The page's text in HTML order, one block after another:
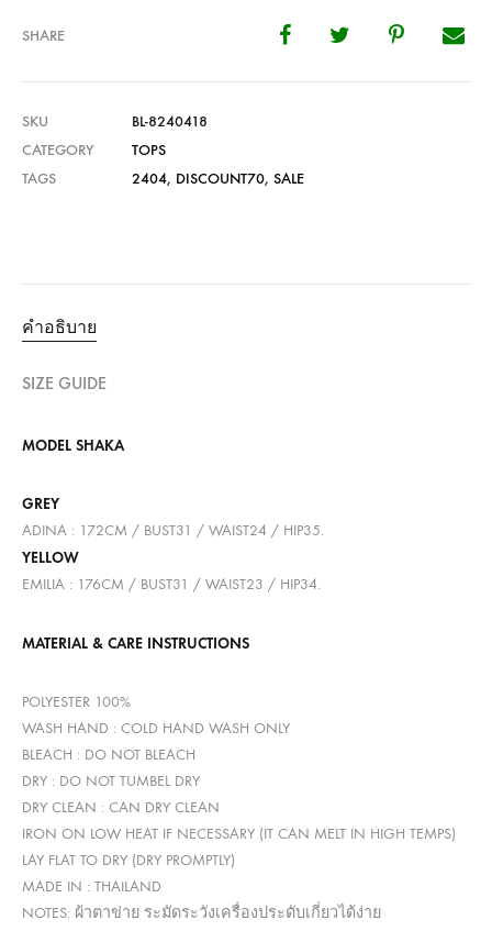
SHARE
SKU
BL-8240418
CATEGORY
TOPS
TAGS
2404, DISCOUNT70, SALE
คำอธิบาย
SIZE GUIDE
MODEL SHAKA
GREY
ADINA : 172CM / BUST31 / WAIST24 / HIP35.
YELLOW
EMILIA : 176CM / BUST31 / WAIST23 / HIP34.
MATERIAL & CARE INSTRUCTIONS
POLYESTER 100%
WASH HAND : COLD HAND WASH ONLY
BLEACH : DO NOT BLEACH
DRY : DO NOT TUMBEL DRY
DRY CLEAN : CAN DRY CLEAN
IRON ON LOW HEAT IF NECESSARY (IT CAN MELT IN HIGH TEMPS)
LAY FLAT TO DRY (DRY PROMPTLY)
MADE IN : THAILAND
NOTES: ผ้าตาข่าย ระมัดระวังเครื่องประดับเกี่ยวได้ง่าย